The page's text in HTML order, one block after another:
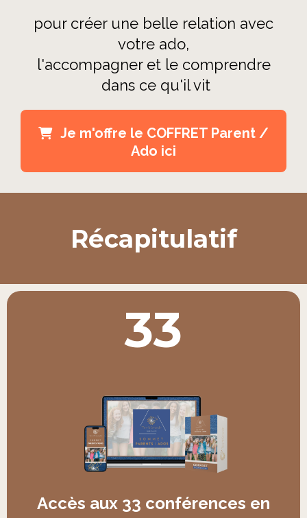
pour créer une belle relation avec
votre ado,
l'accompagner et le comprendre
dans ce qu'il vit
Je m'offre le COFFRET Parent /
Ado ici
Récapitulatif
33
Accès aux 33 conférences en